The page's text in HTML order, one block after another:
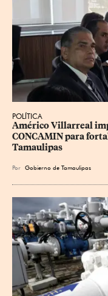
POLÍTICA
Américo Villarreal
CONCAMIN para
Tamaulipas
Por Gobierno de Tamaulipas